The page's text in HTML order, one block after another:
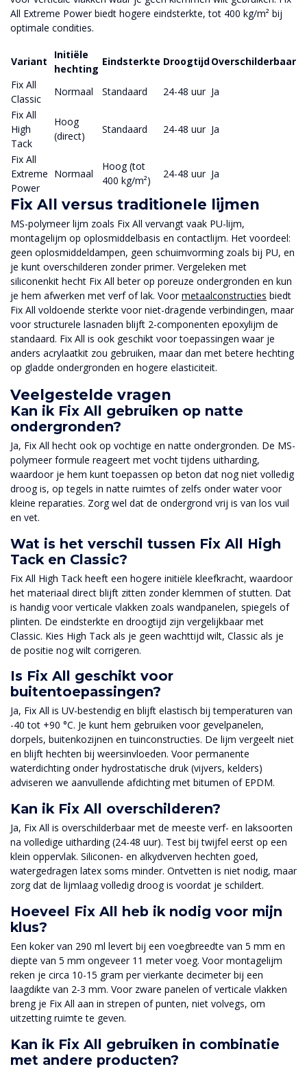
All Extreme Power biedt hogere eindsterkte, tot 400 kg/m² bij
optimale condities.
Variant
Initiële
hechting
Eindsterkte DroogtijdOverschilderbaar
Fix All
Classic
Normaal Standaard 24-48 uur Ja
Fix All
High
Tack
Hoog
(direct)
Standaard 24-48 uur Ja
Fix All
Extreme
Power
Normaal
Hoog (tot
400 kg/m²)
24-48 uur Ja
Fix All versus traditionele lijmen
MS-polymeer lijm zoals Fix All vervangt vaak PU-lijm,
montagelijm op oplosmiddelbasis en contactlijm. Het voordeel:
geen oplosmiddeldampen, geen schuimvorming zoals bij PU, en
je kunt overschilderen zonder primer. Vergeleken met
siliconenkit hecht Fix All beter op poreuze ondergronden en kun
je hem afwerken met verf of lak. Voormetaalconstructies biedt
Fix All voldoende sterkte voor niet-dragende verbindingen, maar
voor structurele lasnaden blijft 2-componenten epoxylijm de
standaard. Fix All is ook geschikt voor toepassingen waar je
anders acrylaatkit zou gebruiken, maar dan met betere hechting
op gladde ondergronden en hogere elasticiteit.
Veelgestelde vragen
Kan ik Fix All gebruiken op natte
ondergronden?
Ja, Fix All hecht ook op vochtige en natte ondergronden. De MS-
polymeer formule reageert met vocht tijdens uitharding,
waardoor je hem kunt toepassen op beton dat nog niet volledig
droog is, op tegels in natte ruimtes of zelfs onder water voor
kleine reparaties. Zorg wel dat de ondergrond vrij is van los vuil
en vet.
Wat is het verschil tussen Fix All High
Tack en Classic?
Fix All High Tack heeft een hogere initiële kleefkracht, waardoor
het materiaal direct blijft zitten zonder klemmen of stutten. Dat
is handig voor verticale vlakken zoals wandpanelen, spiegels of
plinten. De eindsterkte en droogtijd zijn vergelijkbaar met
Classic. Kies High Tack als je geen wachttijd wilt, Classic als je
de positie nog wilt corrigeren.
Is Fix All geschikt voor
buitentoepassingen?
Ja, Fix All is UV-bestendig en blijft elastisch bij temperaturen van
-40 tot +90 °C. Je kunt hem gebruiken voor gevelpanelen,
dorpels, buitenkozijnen en tuinconstructies. De lijm vergeelt niet
en blijft hechten bij weersinvloeden. Voor permanente
waterdichting onder hydrostatische druk (vijvers, kelders)
adviseren we aanvullende afdichting met bitumen of EPDM.
Kan ik Fix All overschilderen?
Ja, Fix All is overschilderbaar met de meeste verf- en laksoorten
na volledige uitharding (24-48 uur). Test bij twijfel eerst op een
klein oppervlak. Siliconen- en alkydverven hechten goed,
watergedragen latex soms minder. Ontvetten is niet nodig, maar
zorg dat de lijmlaag volledig droog is voordat je schildert.
Hoeveel Fix All heb ik nodig voor mijn
klus?
Een koker van 290 ml levert bij een voegbreedte van 5 mm en
diepte van 5 mm ongeveer 11 meter voeg. Voor montagelijm
reken je circa 10-15 gram per vierkante decimeter bij een
laagdikte van 2-3 mm. Voor zware panelen of verticale vlakken
breng je Fix All aan in strepen of punten, niet volvegs, om
uitzetting ruimte te geven.
Kan ik Fix All gebruiken in combinatie
met andere producten?